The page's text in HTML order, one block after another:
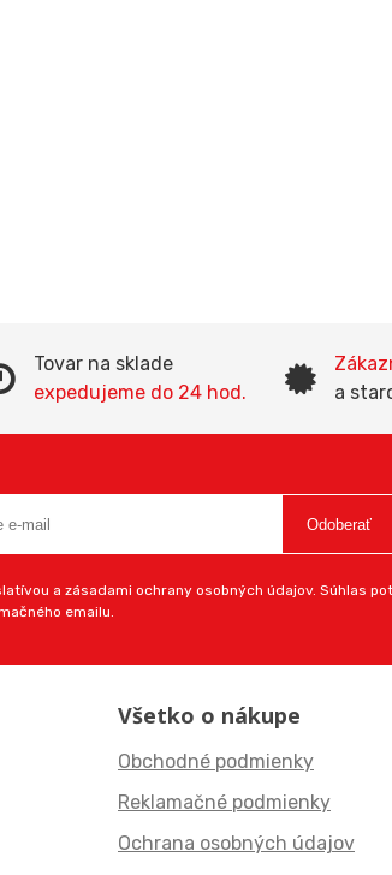
Tovar na sklade
expedujeme do 24 hod.
a
Odoberať
a zásadami ochrany osobných údajov. Súhlas
emailu.
Všetko o nákupe
Obchodné podmienky
Reklamačné podmienky
Ochrana osobných údajov